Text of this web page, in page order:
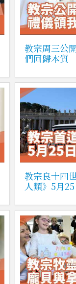
教宗周三公
們回歸本質
教宗良十四
人類》5月